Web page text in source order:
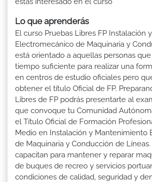
Lo que aprenderás
El curso Pruebas Libres FP Instalación
Electromecánico de Maquinaria y
está orientado a aquellas personas
tiempo suficiente para realizar una
en centros de estudio oficiales pero
obtener el título Oficial de FP.
Libres de FP podrás presentarte al
que convoque tu Comunidad
el Título Oficial de Formación
Medio en Instalación y Mantenimiento
de Maquinaria y Conducción de
capacitan para mantener y reparar
de buques de recreo y servicios
condiciones de calidad, seguridad y